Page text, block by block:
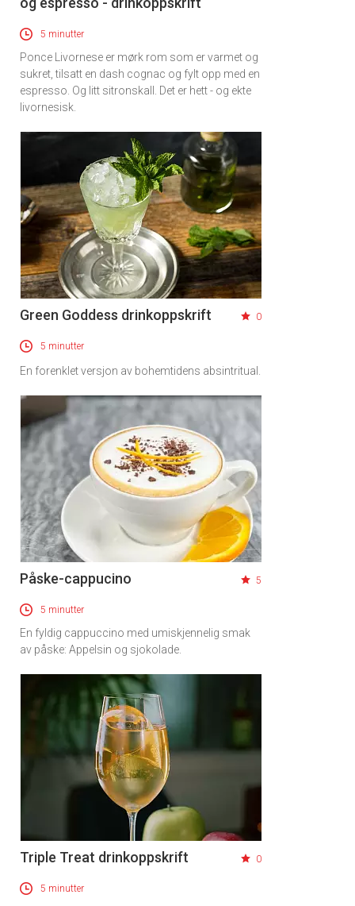
5 minutter
Ponce Livornese er mørk rom som er varmet og
sukret, tilsatt en dash cognac og fylt opp med en
espresso. Og litt sitronskall. Det er hett - og ekte
livornesisk.
Green Goddess drinkoppskrift 0
5 minutter
En forenklet versjon av bohemtidens absintritual.
Påske-cappucino 5
5 minutter
En fyldig cappuccino med umiskjennelig smak
av påske: Appelsin og sjokolade.
Triple Treat drinkoppskrift 0
5 minutter